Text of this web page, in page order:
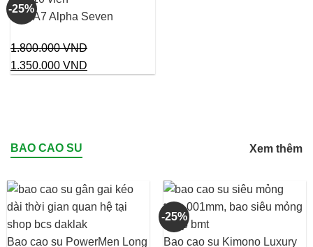
-25%
Kẹo A7 Alpha Seven
1.800.000VND
Giá
1.350.000 VND
BAO CAO SU
Xem thêm
Bao cao su PowerMen Long
-25%
Bao cao su Kimono Luxury